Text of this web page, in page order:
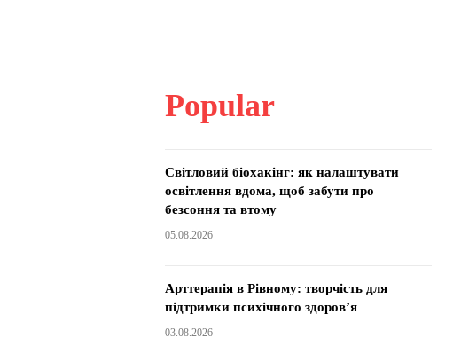
Popular
Світловий біохакінг: як налаштувати
освітлення вдома, щоб забути про
безсоння та втому
05.08.2026
Арттерапія в Рівному: творчість для
підтримки психічного здоров’я
03.08.2026